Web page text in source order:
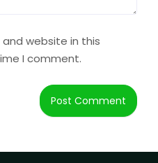
website in this
I comment.